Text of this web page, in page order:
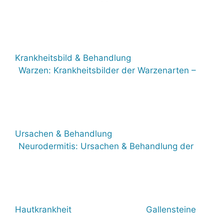
Krankheitsbild & Behandlung
Warzen: Krankheitsbilder der Warzenarten –
Ursachen & Behandlung
Neurodermitis: Ursachen & Behandlung der
Hautkrankheit
Gallensteine